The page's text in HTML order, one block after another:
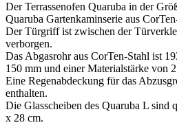
Der Terrassenofen Quaruba in der
Quaruba Gartenkaminserie aus
Der Türgriff ist zwischen der
verborgen.
Das Abgasrohr aus CorTen-Stahl ist
150 mm und einer Materialstärke von
Eine Regenabdeckung für das
enthalten.
Die Glasscheiben des Quaruba L sind
x 28 cm.